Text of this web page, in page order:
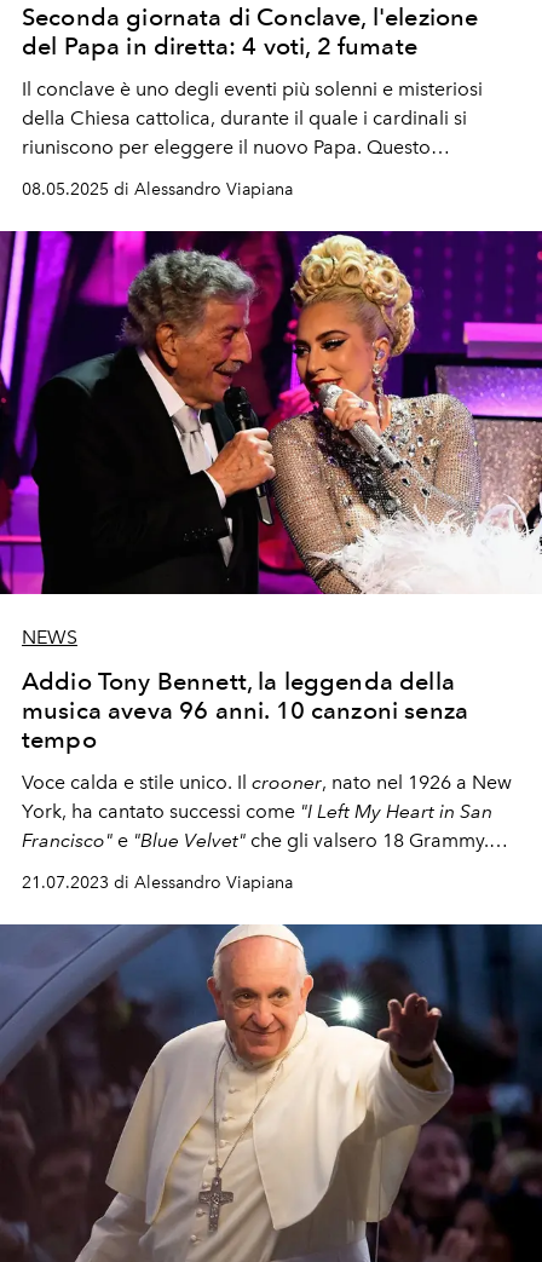
Seconda giornata di Conclave, l'elezione
del Papa in diretta: 4 voti, 2 fumate
Il conclave è uno degli eventi più solenni e misteriosi
della Chiesa cattolica, durante il quale i cardinali si
riuniscono per eleggere il nuovo Papa. Questo
svolge nella Cappella Sistina, all'interno del Vaticano, e
segue regole precise stabilite nel corso dei secoli.
08.05.2025 di Alessandro Viapiana
NEWS
Addio Tony Bennett, la leggenda della
musica aveva 96 anni. 10 canzoni senza
tempo
Voce calda e stile unico. Il crooner, nato nel 1926 a New
York, ha cantato successi come "I Left My Heart in San
Francisco" e "Blue Velvet" che gli valsero 18 Grammy.
"Rat Pack"
pop music è indelebile, rendendolo un'icona amata a
livello globale. Famosi i duetti con Lady Gaga sul finire
della sua carriera.
21.07.2023 di Alessandro Viapiana